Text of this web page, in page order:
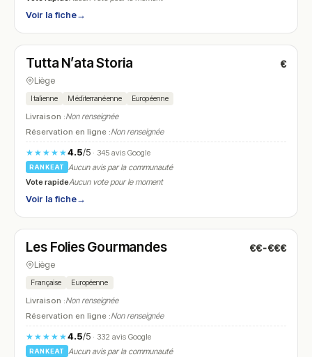
Voir la fiche→
N° 22
Tutta N’ata Storia €
Liège
Italienne Méditerranéenne Européenne
Livraison :Non renseignée
Réservation en ligne :Non renseignée
★★★★★4.5/5· 345 avis Google
RANKEAT
Aucun avis par la communauté
Vote rapideAucun vote pour le moment
Voir la fiche→
N° 23
Les Folies Gourmandes €€-€€€
Liège
Française Européenne
Livraison :Non renseignée
Réservation en ligne :Non renseignée
★★★★★4.5/5· 332 avis Google
RANKEAT
Aucun avis par la communauté